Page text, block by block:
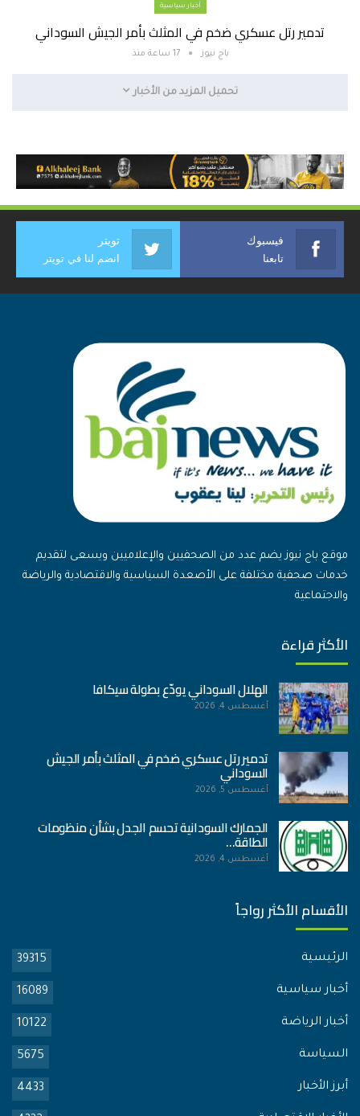
أخبار سياسية
تدمير رتل عسكري ضخم في المثلث بأمر الجيش السوداني
باج نيوز 17 ساعة منذ
تحميل المزيد من الأخبار
فيسبوك
تابعنا
تويتر
انضم لنا في تويتر
موقع باج نيوز يضم عدد من الصحفيين والإعلاميين ويسعى لتقديم
خدمات صحفية مختلفة على الأصعدة السياسية والاقتصادية والرياضة
والاجتماعية
الأكثر قراءة
الهلال السوداني يودّع بطولة سيكافا
أغسطس 4, 2026
تدمير رتل عسكري ضخم في المثلث بأمر الجيش
السوداني
أغسطس 5, 2026
الجمارك السودانية تحسم الجدل بشأن منظومات
الطاقة…
أغسطس 4, 2026
الأقسام الأكثر رواجاً
الرئيسية 39315
أخبار سياسية 16089
أخبار الرياضة 10122
السياسة 5675
أبرز الأخبار 4433